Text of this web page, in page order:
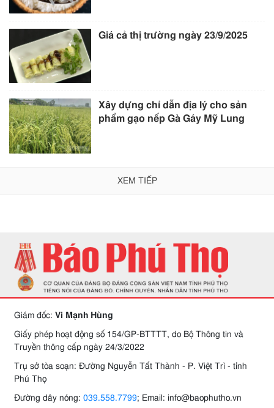
Giá cả thị trường ngày 23/9/2025
Xây dựng chỉ dẫn địa lý cho sản
phẩm gạo nếp Gà Gáy Mỹ Lung
XEM TIẾP
Giám đốc: Vi Mạnh Hùng
Giấy phép hoạt động số 154/GP-BTTTT, do Bộ Thông tin và
Truyền thông cấp ngày 24/3/2022
Trụ sở tòa soạn: Đường Nguyễn Tất Thành - P. Việt Trì - tỉnh
Phú Thọ
Đường dây nóng: 039.558.7799; Email: info@baophutho.vn